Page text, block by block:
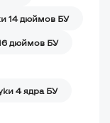
14 дюймов БУ
дюймов БУ
4 ядра БУ